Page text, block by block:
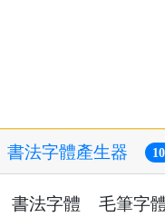
書法字體產生器 10
書法字體
毛筆字